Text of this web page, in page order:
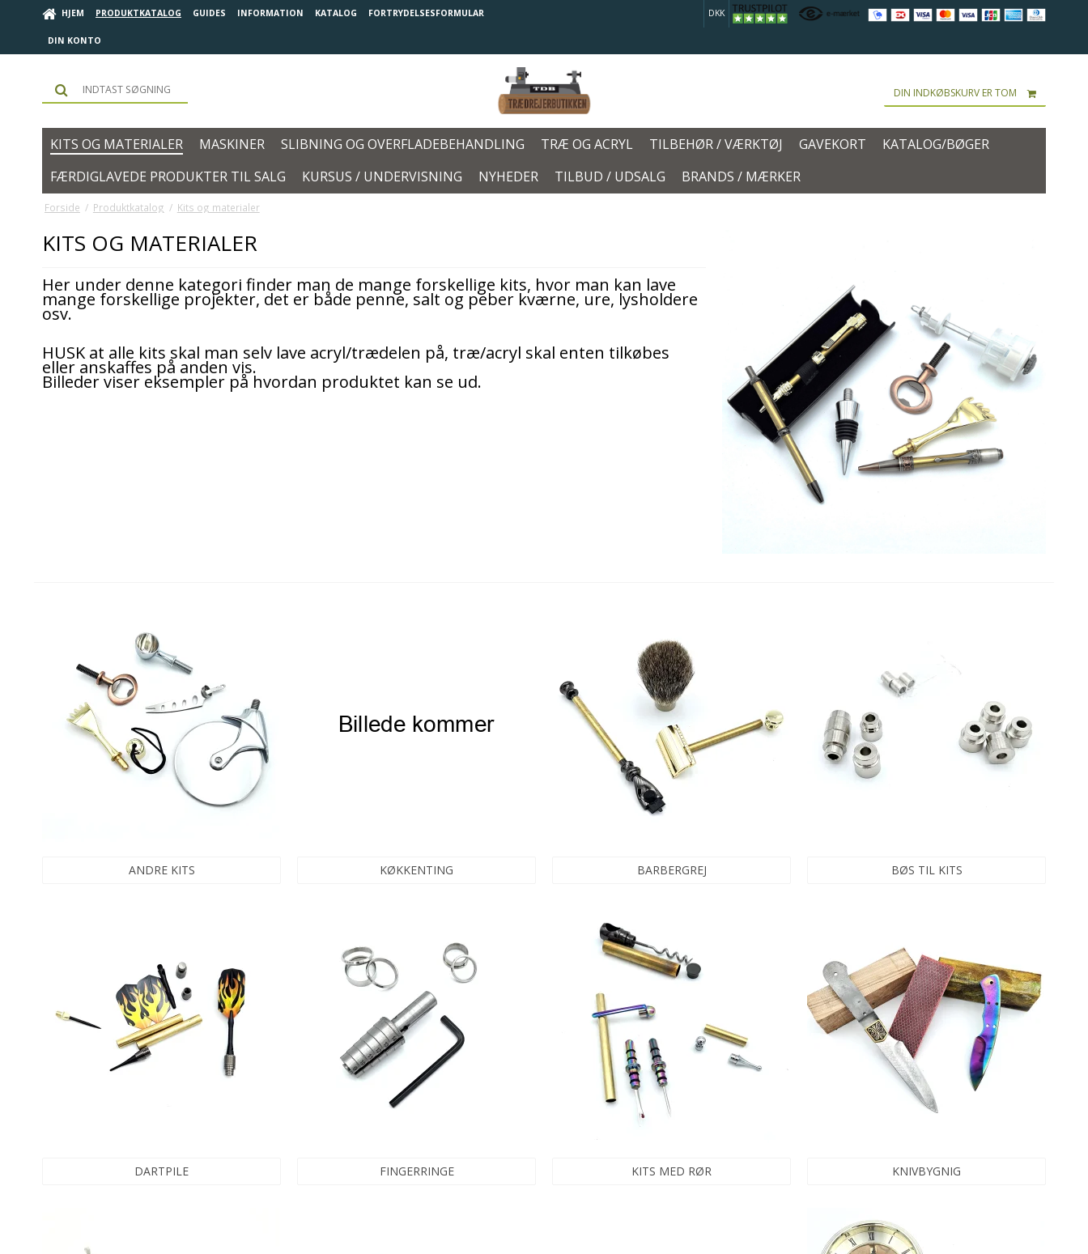
HJEM PRODUKTKATALOG GUIDES INFORMATION KATALOG FORTRYDELSESFORMULAR
DIN KONTO
DKK
DIN INDKØBSKURV ER TOM
KITS OG MATERIALER MASKINER SLIBNING OG OVERFLADEBEHANDLING TRÆ OG ACRYL TILBEHØR / VÆRKTØJ GAVEKORT
KATALOG/BØGER
FÆRDIGLAVEDE PRODUKTER TIL SALG
KURSUS / UNDERVISNING NYHEDER TILBUD / UDSALG BRANDS / MÆRKER
Forside / Produktkatalog / Kits og materialer
KITS OG MATERIALER
Her under denne kategori finder man de mange forskellige kits, hvor man kan lave
mange forskellige projekter, det er både penne, salt og peber kværne, ure, lysholdere
osv.
HUSK at alle kits skal man selv lave acryl/trædelen på, træ/acryl skal enten tilkøbes
eller anskaffes på anden vis.
Billeder viser eksempler på hvordan produktet kan se ud.
ANDRE KITS KØKKENTING BARBERGREJ BØS TIL KITS
DARTPILE FINGERRINGE KITS MED RØR KNIVBYGNIG